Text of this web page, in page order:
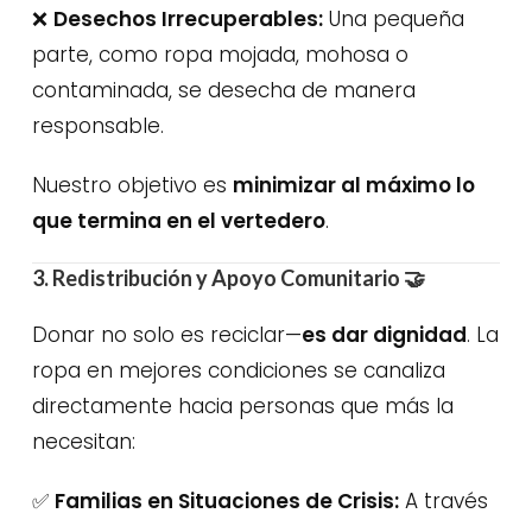
❌ Desechos Irrecuperables:Una pequeña
parte, como ropa mojada, mohosa o
contaminada, se desecha de manera
responsable.
Nuestro objetivo es minimizar al máximo lo
que termina en el vertedero.
3. Redistribución y Apoyo Comunitario 🤝
Donar no solo es reciclar—es dar dignidad. La
ropa en mejores condiciones se canaliza
directamente hacia personas que más la
necesitan:
✅ Familias en Situaciones de Crisis:A través